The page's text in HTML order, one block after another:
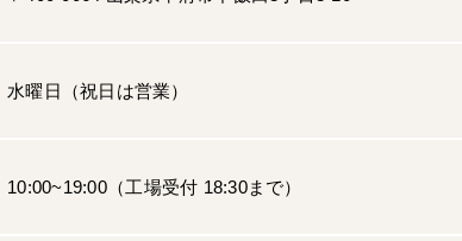
水曜日（祝日は営業）
10:00~19:00（工場受付 18:30まで）